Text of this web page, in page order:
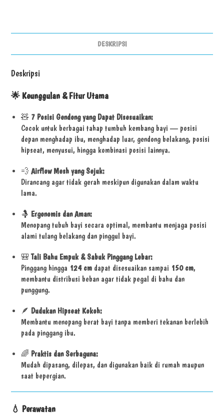
DESKRIPSI
Deskripsi
🌟 Keunggulan & Fitur Utama
🧸 7 Posisi Gendong yang Dapat Disesuaikan:
Cocok untuk berbagai tahap tumbuh kembang bayi — posisi
depan menghadap ibu, menghadap luar, gendong belakang, posisi
hipseat, menyusui, hingga kombinasi posisi lainnya.
💨Airflow Mesh yang Sejuk:
Dirancang agar tidak gerah meskipun digunakan dalam waktu
lama.
🤱 Ergonomis dan Aman:
Menopang tubuh bayi secara optimal, membantu menjaga posisi
alami tulang belakang dan pinggul bayi.
🎒Tali Bahu Empuk & Sabuk Pinggang Lebar:
Pinggang hingga 124 cm dapat disesuaikan sampai 150 cm,
membantu distribusi beban agar tidak pegal di bahu dan
punggung.
🪶 Dudukan Hipseat Kokoh:
Membantu menopang berat bayi tanpa memberi tekanan berlebih
pada pinggang ibu.
🌈 Praktis dan Serbaguna:
Mudah dipasang, dilepas, dan digunakan baik di rumah maupun
saat bepergian.
💧 Perawatan